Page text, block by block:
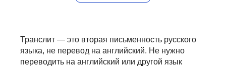
Транслит — это вторая письменность русского
языка, не перевод на английский. Не нужно
переводить на английский или другой язык